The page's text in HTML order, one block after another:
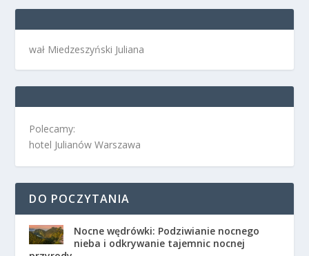
wał Miedzeszyński Juliana
Polecamy:
hotel Julianów Warszawa
DO POCZYTANIA
Nocne wędrówki: Podziwianie nocnego
nieba i odkrywanie tajemnic nocnej